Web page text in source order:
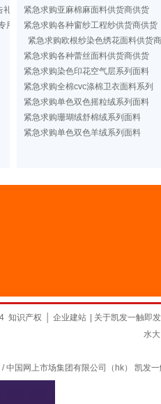
礼品洗浴毛巾
用纯色毛巾定做
紧急求购亚麻棉麻面料供货商供货
紧急求购各种窗纱工程纱供货商供货
紧急求购欧根纱染色绣花面料供货商
紧急求购各种蕾丝面料供货商供货
紧急求购染色印花空气层系列面料
紧急求购全棉cvc涤棉卫衣面料系列
紧急求购单色双色摇粒绒系列面料
紧急求购珊瑚绒舒棉绒系列面料
紧急求购单色双色羊绒系列面料
知识产权 企业建站 关于凯发一触即发
水
中国网上市场集团有限公司（hk） 凯发